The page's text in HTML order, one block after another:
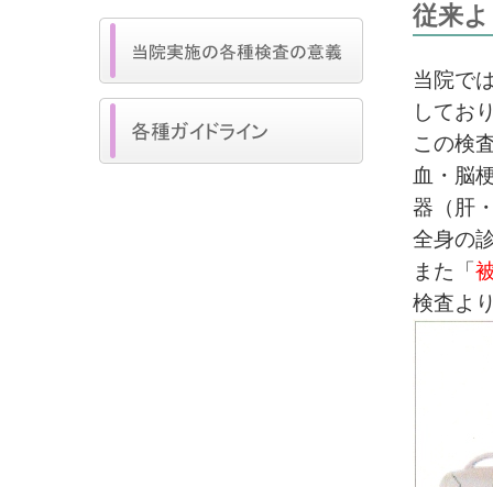
従来
当院で
してお
この検
血・脳
器（肝
全身の
また「
検査よ